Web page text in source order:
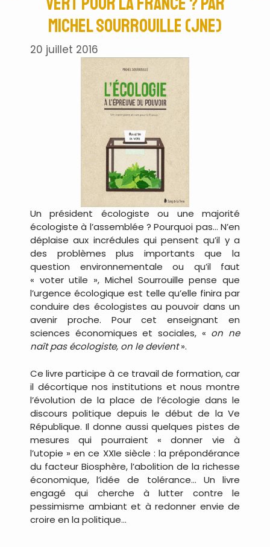
Michel Sourrouille (JNE)
20 juillet 2016
Un président écologiste ou une majorité
écologiste à l’assemblée ? Pourquoi pas… N’en
déplaise aux incrédules qui pensent qu’il y a
des problèmes plus importants que la
question environnementale ou qu’il faut
« voter utile », Michel Sourrouille pense que
l’urgence écologique est telle qu’elle finira par
conduire des écologistes au pouvoir dans un
avenir proche. Pour cet enseignant en
sciences économiques et sociales, « on ne
naît pas écologiste, on le devient».
Ce livre participe à ce travail de formation, car
il décortique nos institutions et nous montre
l’évolution de la place de l’écologie dans le
discours politique depuis le début de la Ve
République. Il donne aussi quelques pistes de
mesures qui pourraient « donner vie à
l’utopie » en ce XXIe siècle : la prépondérance
du facteur Biosphère, l’abolition de la richesse
économique, l’idée de tolérance… Un livre
engagé qui cherche à lutter contre le
pessimisme ambiant et à redonner envie de
croire en la politique…